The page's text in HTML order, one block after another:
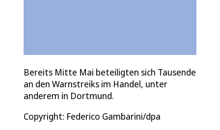
Bereits Mitte Mai beteiligten sich Tausende
an den Warnstreiks im Handel, unter
anderem in Dortmund.
Copyright: Federico Gambarini/dpa